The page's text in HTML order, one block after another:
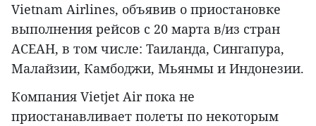
Vietnam Airlines, объявив о приостановке
выполнения рейсов с 20 марта в/из стран
АСЕАН, в том числе: Таиланда, Сингапура,
Малайзии, Камбоджи, Мьянмы и Индонезии.
Компания Vietjet Air пока не
приостанавливает полеты по некоторым